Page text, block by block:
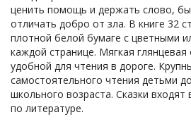
ценить помощь и держать слово,
отличать добро от зла. В книге 32
плотной белой бумаге с цветными
каждой странице. Мягкая
удобной для чтения в дороге.
самостоятельного чтения детьми
школьного возраста. Сказки
по литературе.